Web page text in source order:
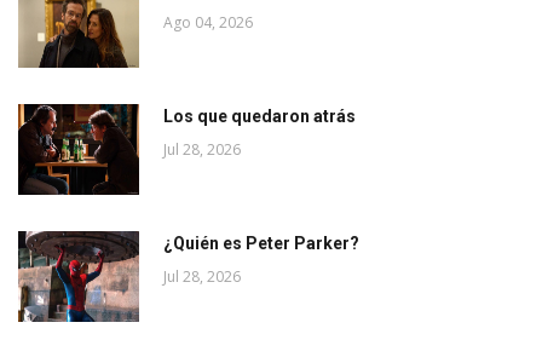
Ago 04, 2026
Los que quedaron atrás
Jul 28, 2026
¿Quién es Peter Parker?
Jul 28, 2026